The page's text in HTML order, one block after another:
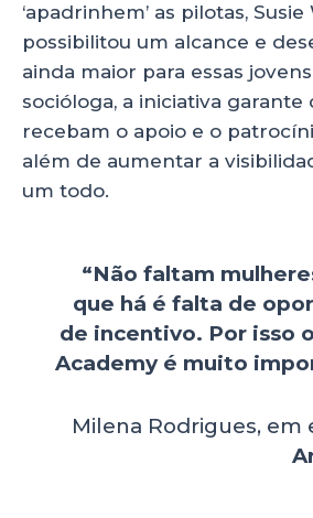
‘apadrinhem’ as pilotas, Susie
possibilitou um alcance e
ainda maior para essas
socióloga, a iniciativa garante
recebam o apoio e o
além de aumentar a
um todo.
“Não faltam
que há é falta de
de incentivo. Por isso
Academy é muito
Milena Rodrigues, em